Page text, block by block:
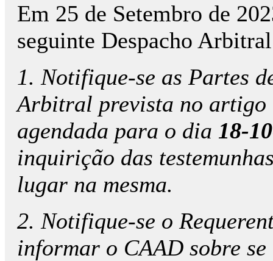
Em 25 de Setembro de
seguinte Despacho
1. Notifique-se as Partes
Arbitral prevista no artigo
agendada para o dia 18-
inquirição das
lugar na mesma.
2. Notifique-se o
informar o CAAD sobre se